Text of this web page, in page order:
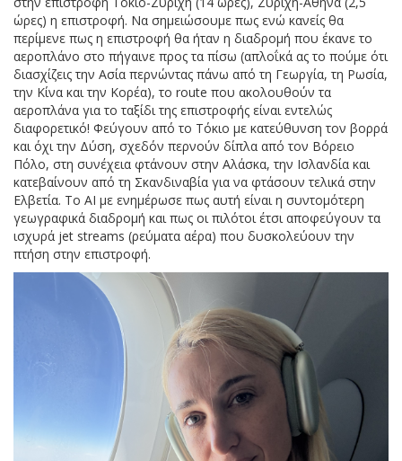
ώρες) η επιστροφή. Να σημειώσουμε πως ενώ κανείς θα
περίμενε πως η επιστροφή θα ήταν η διαδρομή που έκανε το
αεροπλάνο στο πήγαινε προς τα πίσω (απλοΐκά ας το πούμε ότι
διασχίζεις την Ασία περνώντας πάνω από τη Γεωργία, τη Ρωσία,
την Κίνα και την Κορέα), το route που ακολουθούν τα
αεροπλάνα για το ταξίδι της επιστροφής είναι εντελώς
διαφορετικό! Φεύγουν από το Τόκιο με κατεύθυνση τον βορρά
και όχι την Δύση, σχεδόν περνούν δίπλα από τον Βόρειο
Πόλο, στη συνέχεια φτάνουν στην Αλάσκα, την Ισλανδία και
κατεβαίνουν από τη Σκανδιναβία για να φτάσουν τελικά στην
Ελβετία. Το ΑΙ με ενημέρωσε πως αυτή είναι η συντομότερη
γεωγραφικά διαδρομή και πως οι πιλότοι έτσι αποφεύγουν τα
ισχυρά jet streams (ρεύματα αέρα) που δυσκολεύουν την
πτήση στην επιστροφή.